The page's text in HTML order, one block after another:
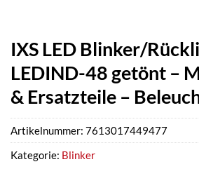
IXS LED Blinker/
LEDIND-48 getönt –
& Ersatzteile –
Artikelnummer: 7613017449477
Kategorie: Blinker